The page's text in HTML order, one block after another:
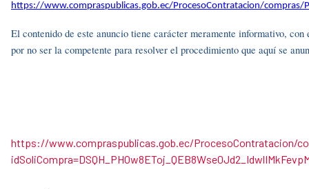
https://www.compraspublicas.gob.ec/ProcesoContratacion/compras/
El contenido de este anuncio tiene carácter meramente informativo,
por no ser la competente para resolver el procedimiento que aquí se
https://www.compraspublicas.gob.ec/ProcesoContratacion/